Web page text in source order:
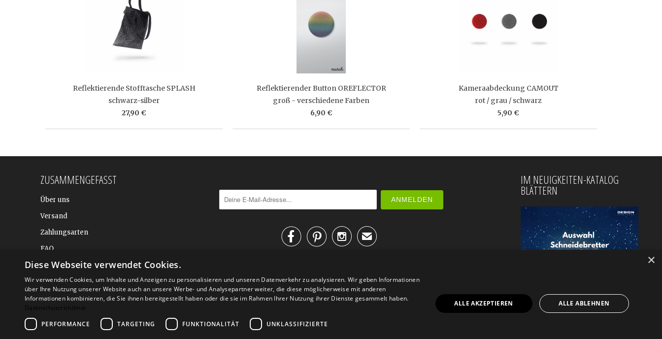
Reflektierende Stofftasche SPLASH
schwarz-silber
27,90 €
Reflektierender Button OREFLECTOR
groß - verschiedene Farben
6,90 €
Kameraabdeckung CAMOUT
rot / grau / schwarz
5,90 €
ZUSAMMENGEFASST
Über uns
Versand
Zahlungsarten
FAQ
BALTIC DESIGN SHOP
✉
IM NEUIGKEITEN-KATALOG
BLÄTTERN
© 2026
×
Diese Webseite verwendet Cookies.
Wir verwenden Cookies, um Inhalte und Anzeigen zu personalisieren und unseren Datenverkehr zu analysieren. Wir geben Informationen
über Ihre Nutzung unserer Website auch an unsere Werbe- und Analysepartner weiter, die diese möglicherweise mit anderen
Informationen kombinieren, die Sie ihnen bereitgestellt haben oder die sie im Rahmen Ihrer Nutzung ihrer Dienste gesammelt haben.
Datenschutzrichtlinie
PERFORMANCE
TARGETING FUNKTIONALITÄT UNKLASSIFIZIERTE
ALLE AKZEPTIEREN ALLE ABLEHNEN